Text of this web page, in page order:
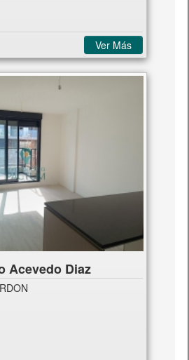
Ver Más
Acevedo Diaz